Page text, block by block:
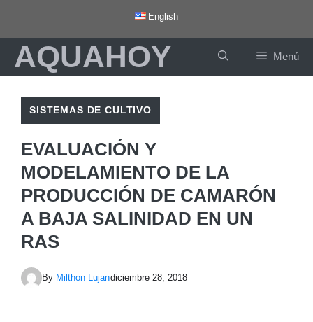
contenido
English
AQUAHOY Menú
SISTEMAS DE CULTIVO
EVALUACIÓN Y
MODELAMIENTO DE LA
PRODUCCIÓN DE CAMARÓN
A BAJA SALINIDAD EN UN
RAS
By Milthon Lujandiciembre 28, 2018